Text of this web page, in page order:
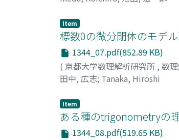
Item
標数0の微分閉体のモデ
1344_07.pdf(852.89 KB)
( 京都大学数理解析研究所 , 数
田中, 広志; Tanaka, Hiroshi
Item
ある種のtrigonometryの
1344_08.pdf(519.65 KB)